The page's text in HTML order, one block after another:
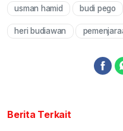
usman hamid budi pego
heri budiawan
Berita Terkait